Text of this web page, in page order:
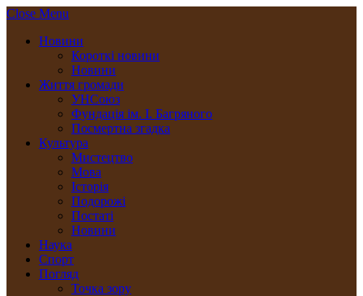
Close Menu
Новини
Короткі новини
Новини
Життя громади
УНСоюз
Фундація ім. І. Багряного
Посмертна згадка
Культура
Мистецтво
Мова
Історія
Подорожі
Постаті
Новини
Наука
Спорт
Погляд
Точка зору